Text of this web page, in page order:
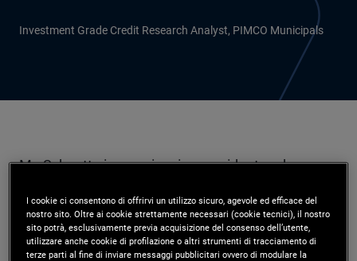
Investment Grade Credit Research Analyst, PIMCO Municipals
Mr. Schuette is a senior vice president and
investment grade credit research analyst for
PIMCO Municipals in the Austin office. Prior to
joining PIMCO in 2021, he was co-head of the
I cookie ci consentono di offrirvi un utilizzo sicuro, agevole ed efficace del
nostro sito. Oltre ai cookie strettamente necessari (cookie tecnici), il nostro
sito potrà, esclusivamente previa acquisizione del consenso dell’utente,
utilizzare anche cookie di profilazione o altri strumenti di tracciamento di
terze parti al fine di inviare messaggi pubblicitari ovvero di modulare la